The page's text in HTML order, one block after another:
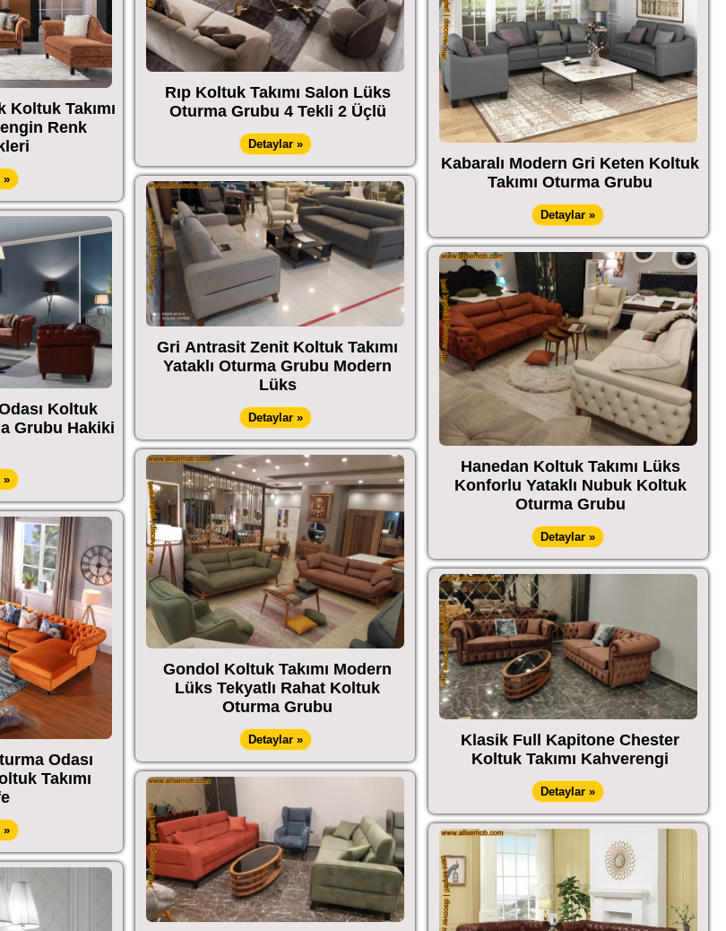
Takımı
Renk
»
Koltuk
Grubu Hakiki
»
Odası
Takımı
»
Rıp Koltuk Takımı Salon Lüks
Oturma Grubu 4 Tekli 2 Üçlü
Detaylar »
Gri Antrasit Zenit Koltuk Takımı
Yataklı Oturma Grubu Modern
Lüks
Detaylar »
Gondol Koltuk Takımı Modern
Lüks Tekyatlı Rahat Koltuk
Oturma Grubu
Detaylar »
Kabaralı Modern Gri Keten Koltuk
Takımı Oturma Grubu
Detaylar »
Hanedan Koltuk Takımı Lüks
Konforlu Yataklı Nubuk Koltuk
Oturma Grubu
Detaylar »
Klasik Full Kapitone Chester
Koltuk Takımı Kahverengi
Detaylar »